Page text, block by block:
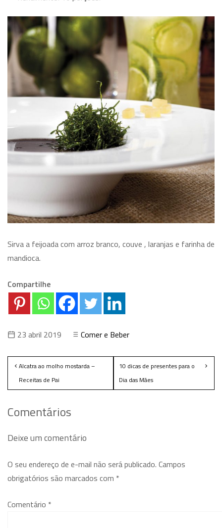
Sirva a feijoada com arroz branco, couve , laranjas e farinha de
mandioca.
Compartilhe
23 abril 2019 Comer e Beber
Alcatra ao molho mostarda –
Receitas de Pai
10 dicas de presentes para o
Dia das Mães
Comentários
Deixe um comentário
O seu endereço de e-mail não será publicado. Campos
obrigatórios são marcados com *
Comentário *